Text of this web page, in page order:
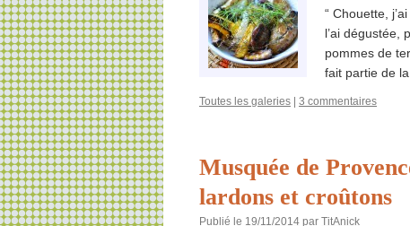
“ Chouette,
l’ai dégustée,
pommes de
fait partie de
Toutes les galeries 3 commentaires
Musquée de
lardons et croûtons
Publié le 19/11/2014 par TitAnick